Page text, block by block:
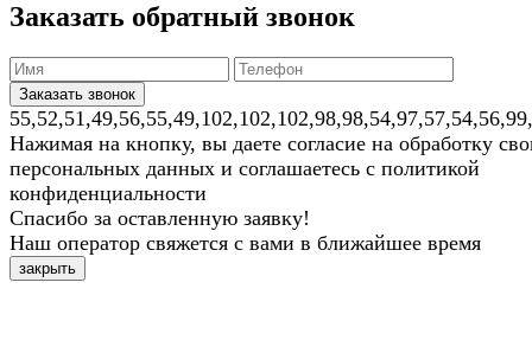
Заказать обратный звонок
Нажимая на кнопку, вы даете согласие на обработку
персональных данных и соглашаетесь с политикой
конфиденциальности
Спасибо за оставленную заявку!
Наш оператор свяжется с вами в ближайшее время
закрыть